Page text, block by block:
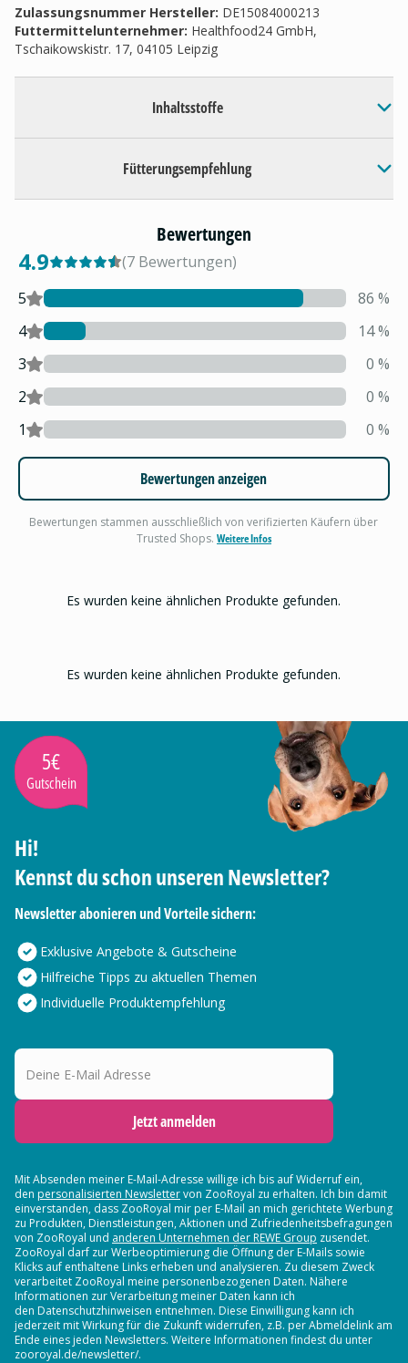
Zulassungsnummer Hersteller: DE15084000213
Futtermittelunternehmer: Healthfood24 GmbH,
Tschaikowskistr. 17, 04105 Leipzig
Inhaltsstoffe
Fütterungsempfehlung
Bewertungen
4.9 (7 Bewertungen)
5
86 %
4
14%
3
0 %
2
0 %
1
0 %
Bewertungen anzeigen
Bewertungen stammen ausschließlich von verifizierten Käufern über
Trusted Shops. Weitere Infos
Es wurden keine ähnlichen Produkte gefunden.
Es wurden keine ähnlichen Produkte gefunden.
5€
Gutschein
Hi!
Kennst du schon unseren Newsletter?
Newsletter abonieren und Vorteile sichern:
Exklusive Angebote & Gutscheine
Hilfreiche Tipps zu aktuellen Themen
Individuelle Produktempfehlung
Deine E-Mail Adresse
Jetzt anmelden
Mit Absenden meiner E-Mail-Adresse willige ich bis auf Widerruf ein,
den personalisierten Newslettervon ZooRoyal zu erhalten. Ich bin damit
einverstanden, dass ZooRoyal mir per E-Mail an mich gerichtete Werbung
zu Produkten, Dienstleistungen, Aktionen und Zufriedenheitsbefragungen
von ZooRoyal und anderen Unternehmen der REWE Group zusendet.
ZooRoyal darf zur Werbeoptimierung die Öffnung der E-Mails sowie
Klicks auf enthaltene Links erheben und analysieren. Zu diesem Zweck
verarbeitet ZooRoyal meine personenbezogenen Daten. Nähere
Informationen zur Verarbeitung meiner Daten kann ich
den Datenschutzhinweisen entnehmen. Diese Einwilligung kann ich
jederzeit mit Wirkung für die Zukunft widerrufen, z.B. per Abmeldelink am
Ende eines jeden Newsletters. Weitere Informationen findest du unter
zooroyal.de/newsletter/.